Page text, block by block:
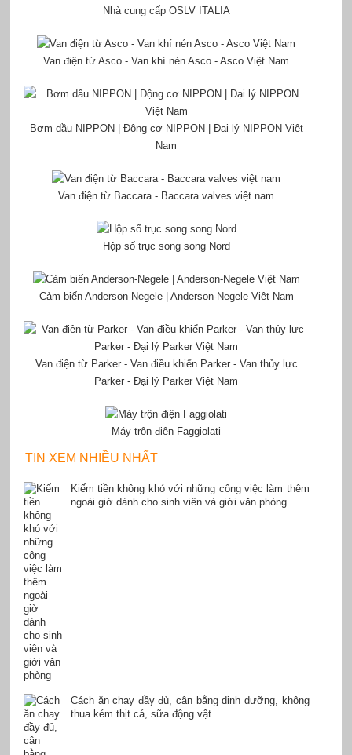
Nhà cung cấp OSLV ITALIA
Van điện từ Asco - Van khí nén Asco - Asco Việt Nam
Bơm dầu NIPPON | Động cơ NIPPON | Đại lý NIPPON Việt
Nam
Van điện từ Baccara - Baccara valves việt nam
Hộp số trục song song Nord
Cảm biến Anderson-Negele | Anderson-Negele Việt Nam
Van điện từ Parker - Van điều khiển Parker - Van thủy lực
Parker - Đại lý Parker Việt Nam
Máy trộn điện Faggiolati
TIN XEM NHIỀU NHẤT
Kiếm tiền không khó với những công việc làm thêm
ngoài giờ dành cho sinh viên và giới văn phòng
Cách ăn chay đầy đủ, cân bằng dinh dưỡng, không
thua kém thịt cá, sữa động vật